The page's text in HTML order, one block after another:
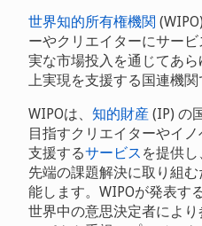
世界知的所有権機関
ーやクリエイターにサー
実な市場投入を通じてあ
上実現を支援する国連機関
WIPOは、 知的財産(IP) の
目指すクリエイターやイ
支援するサービスを提供
先端の課題解決に取り組
能します。WIPOが発表す
世界中の意思決定者によ